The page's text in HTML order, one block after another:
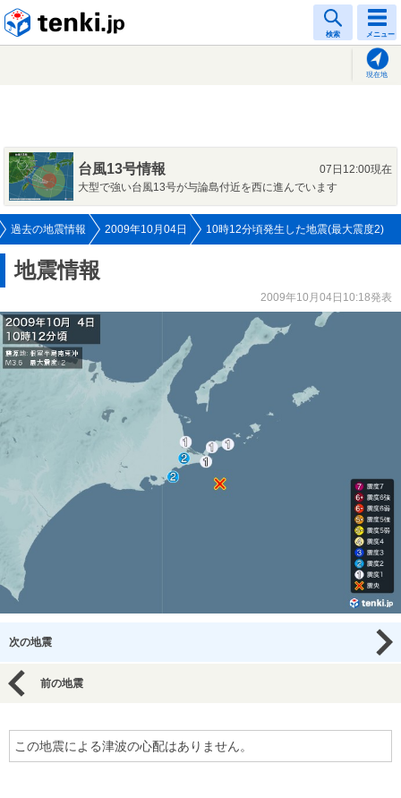
検索 メニュー
現在地
台風13号情報
07日12:00現在
大型で強い台風13号が与論島付近を西に進んでいます
過去の地震情報 2009年10月04日 10時12分頃発生した地震(最大震度2)
地震情報
2009年10月04日10:18発表
次の地震
前の地震
この地震による津波の心配はありません。